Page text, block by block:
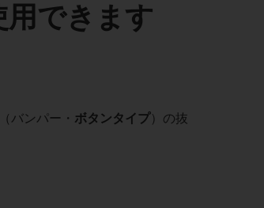
できます
（バンパー・ ボタンタイプ）の抜